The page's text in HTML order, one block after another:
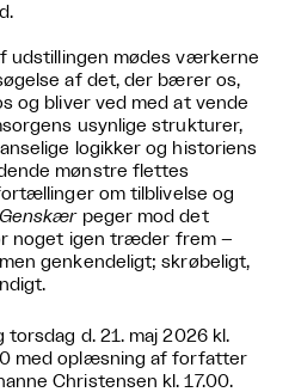
udstillingen mødes værkerne
af det, der bærer os,
og bliver ved med at vende
usynlige strukturer,
logikker og historiens
mønstre flettes
om tilblivelse og
peger mod det
noget igen træder frem –
genkendeligt; skrøbeligt,
torsdag d. 21. maj 2026 kl.
med oplæsning af forfatter
Christensen kl. 17.00.